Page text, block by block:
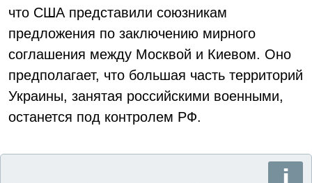
что США представили союзникам
предложения по заключению мирного
соглашения между Москвой и Киевом. Оно
предполагает, что большая часть территорий
Украины, занятая российскими военными,
останется под контролем РФ.